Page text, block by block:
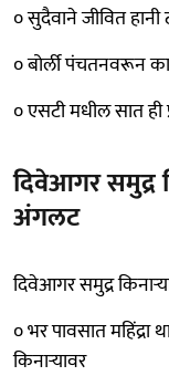
० सुदैवाने जीवित
० बोर्ली पंचतनवरून
० एसटी मधील सात
दिवेआगर समुद्र
अंगलट
दिवेआगर समुद्र
० भर पावसात
किनाऱ्यावर